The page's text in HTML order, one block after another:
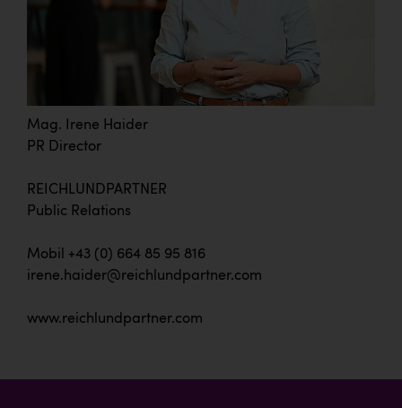
Mag. Irene Haider
PR Director
REICHLUNDPARTNER
Public Relations
Mobil +43 (0) 664 85 95 816
irene.haider@reichlundpartner.com
www.reichlundpartner.com